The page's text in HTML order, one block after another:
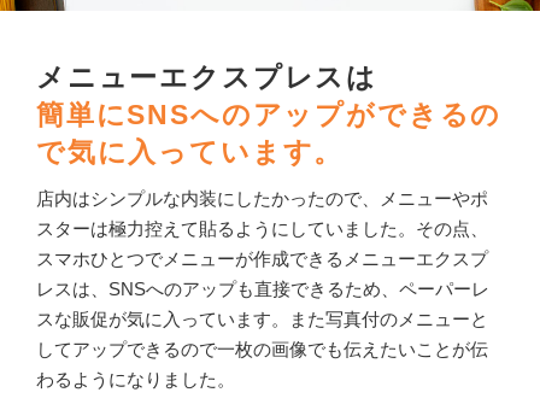
メニューエクスプレスは
簡単にSNSへのアップができるの
で気に入っています。
店内はシンプルな内装にしたかったので、メニューやポ
スターは極力控えて貼るようにしていました。その点、
スマホひとつでメニューが作成できるメニューエクスプ
レスは、SNSへのアップも直接できるため、ペーパーレ
スな販促が気に入っています。また写真付のメニューと
してアップできるので一枚の画像でも伝えたいことが伝
わるようになりました。